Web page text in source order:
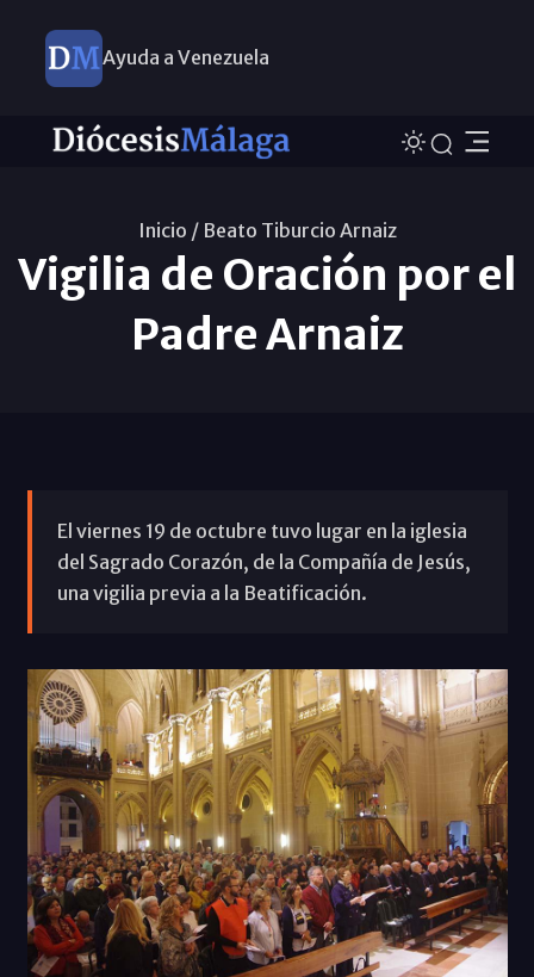
Ayuda a Venezuela
Inicio / Beato Tiburcio Arnaiz
Vigilia de Oración por el
Padre Arnaiz
El viernes 19 de octubre tuvo lugar en la iglesia
del Sagrado Corazón, de la Compañía de Jesús,
una vigilia previa a la Beatificación.